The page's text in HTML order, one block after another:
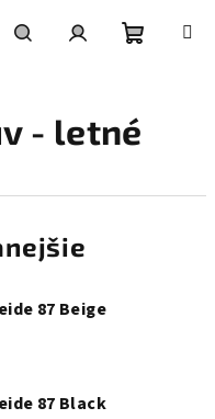
košík
- letné
87 Beige
87 Black